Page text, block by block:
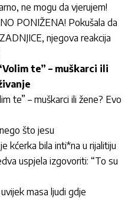
ne mogu da vjerujem!
PONIŽENA! Pokušala da
njegova reakcija
te” – muškarci ili
te” – muškarci ili žene? Evo
što jesu
kćerka bila inti*na u rijalitiju
uspjela izgovoriti: “To su
masa ljudi gdje